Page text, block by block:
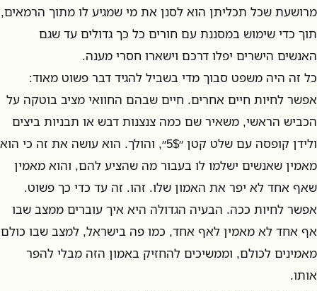
מרושעת שכל תכליתן הוא לסנן את מי שמגיע לו מתוך הרמאים,
תוך כדי שימוש במסננת עם חורים כל כך גדולים עד שגם
האנשים הישרים יפלו דרכם וישארו חסרי מענה.
כל זה היה משפט סבוך מדי בשביל להגיד דבר פשוט מאוד:
אפשר לחיות חיים אחרים. חיים שבהם החוואי מציב בוטקה על
הכביש הראשי, משאיר שם כמה צנצנות דבש או תבניות ביצים
ולידן קופסה עם שלט קטן ״5$״, והולך. הוא עושה את זה כי הוא
מאמין שאנשים ישלמו לו בעבור מה שהציע להם, והוא מאמין
שאף אחד לא יפר את האמון שלו. זהו. זה עד כדי כך פשוט.
אפשר לחיות ככה. הבעיה הגדולה היא איך עוברים ממצב שבו
אף אחד לא מאמין לאף אחד, כמו פה בישראל, למצב שבו כולם
מאמינים לכולם, וממשיכים להחזיק באמון הזה מבלי להפר
אותו.